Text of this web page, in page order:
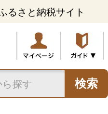
るさと納税サイト
検索